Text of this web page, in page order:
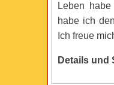
Leben
habe ich
Ich freue
Details und